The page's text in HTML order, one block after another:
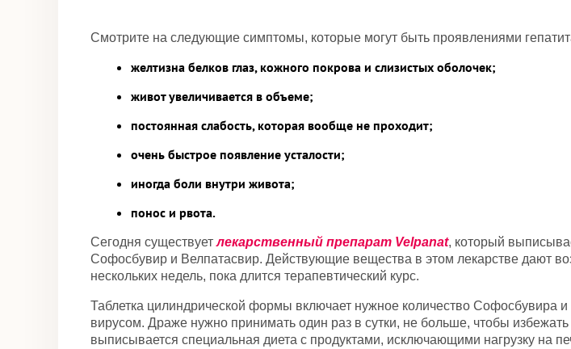
Смотрите на следующие симптомы, которые могут быть проявлениями
желтизна белков глаз, кожного покрова и слизистых оболочек;
живот увеличивается в объеме;
постоянная слабость, которая вообще не проходит;
очень быстрое появление усталости;
иногда боли внутри живота;
понос и рвота.
Сегодня существуетлекарственный препарат Velpanat, который
Софосбувир и Велпатасвир. Действующие вещества в этом лекарстве дают
нескольких недель, пока длится терапевтический курс.
Таблетка цилиндрической формы включает нужное количество Софосбувира
вирусом. Драже нужно принимать один раз в сутки, не больше, чтобы
выписывается специальная диета с продуктами, исключающими нагрузку на